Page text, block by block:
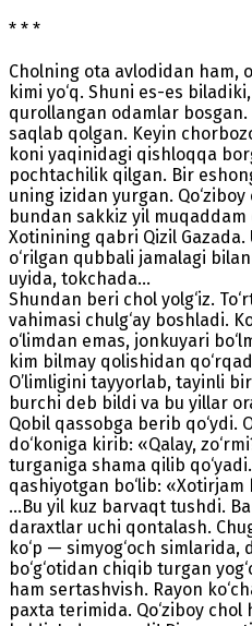
* * *
Cholning ota avlodidan ham,
kimi yo‘q. Shuni es-es
qurollangan odamlar
saqlab qolgan. Keyin
koni yaqinidagi qishloqqa
pochtachilik qilgan. Bir
uning izidan yurgan.
bundan sakkiz yil muqaddam
Xotinining qabri Qizil Gazada.
o‘rilgan qubbali jamalagi
uyida, tokchada...
Shundan beri chol yolg‘iz.
vahimasi chulg‘ay boshladi.
o‘limdan emas, jonkuyari
kim bilmay qolishidan
O’limligini tayyorlab, tayinli
burchi deb bildi va bu yillar
Qobil qassobga berib qo‘ydi.
do‘koniga kirib: «Qalay,
turganiga shama qilib
qashiyotgan bo‘lib: «Xotirjam
...Bu yil kuz barvaqt tushdi.
daraxtlar uchi qontalash.
ko‘p — simyog‘och
bo‘g‘otidan chiqib turgan
ham sertashvish. Rayon
paxta terimida. Qo‘ziboy